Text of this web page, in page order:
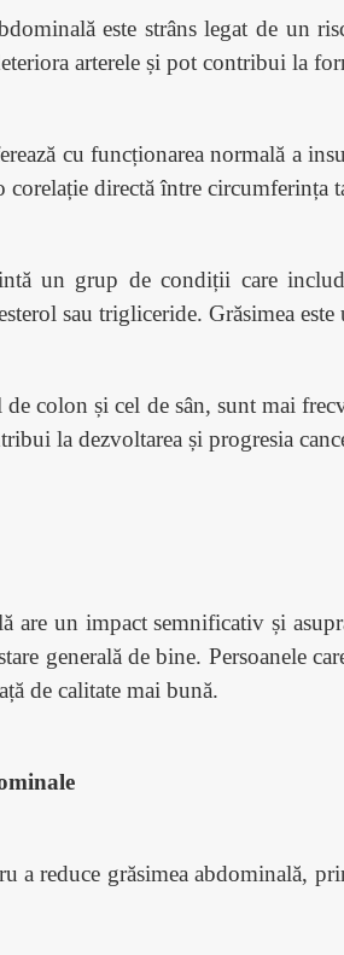
este strâns legat de un
arterele și pot contribui la
cu funcționarea normală a
directă între circumferința
un grup de condiții care includ
sau trigliceride. Grăsimea
colon și cel de sân, sunt mai
la dezvoltarea și progresia
are un impact semnificativ și
generală de bine. Persoanele
de calitate mai bună.
a reduce grăsimea abdominală,